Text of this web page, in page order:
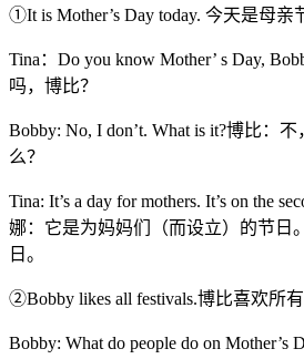
①It is Mother’s Day today. 今天是母亲
Tina：Do you know Mother’ s Day,
吗，博比？
Bobby: No, I don’t. What is it?博比：
么？
Tina: It’s a day for mothers. It’s on the
娜：它是为妈妈们（而设立）的节日
日。
②Bobby likes all festivals.博比喜欢所有
Bobby: What do people do on Mother’s